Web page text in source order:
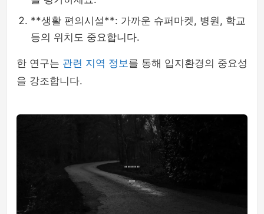
**생활 편의시설**: 가까운 슈퍼마켓, 병원, 학교
등의 위치도 중요합니다.
한 연구는 관련 지역 정보를 통해 입지환경의 중요성
을 강조합니다.